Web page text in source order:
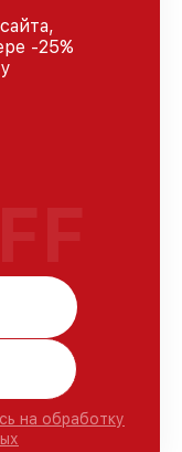
-25%
на обработку